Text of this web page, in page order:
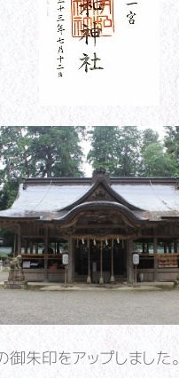
御朱印をアップしました。